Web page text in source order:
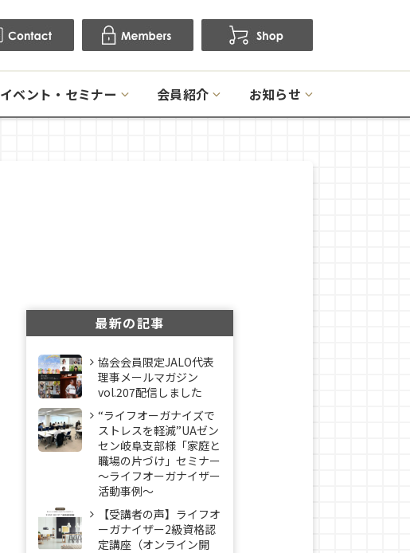
イベント・セミナー 会員紹介 お知らせ
最新の記事
協会会員限定JALO代表
理事メールマガジン
vol.207配信しました
“ライフオーガナイズで
ストレスを軽減”UAゼン
セン岐阜支部様「家庭と
職場の片づけ」セミナー
～ライフオーガナイザー
活動事例〜
【受講者の声】ライフオ
ーガナイザー2級資格認
定講座（オンライン開